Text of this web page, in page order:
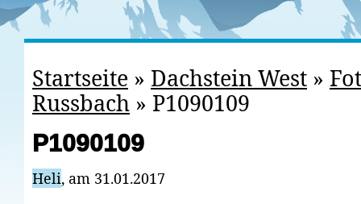
Startseite » Dachstein West »
Russbach » P1090109
P1090109
Heli, am 31.01.2017